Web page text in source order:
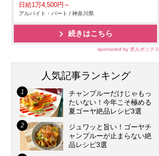
日給1万4,500円～
アルバイト・パート / 神奈川県
続きはこちら
sponsored by 求人ボックス
人気記事ランキング
チャンプルーだけじゃもっ
たいない！今年こそ極める
夏ゴーヤ絶品レシピ3選
ジュワッと旨い！ゴーヤチ
ャンプルーが止まらない絶
品レシピ3選